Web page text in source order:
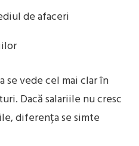
de afaceri
vede cel mai clar în
Dacă salariile nu cresc
diferența se simte